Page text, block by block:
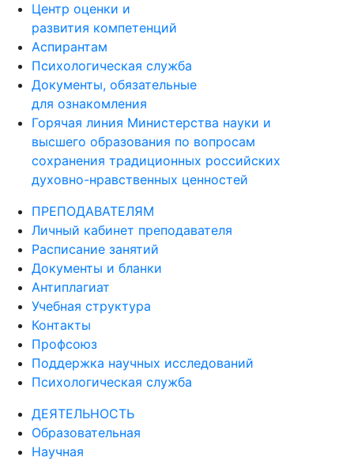
Центр оценки и
развития компетенций
Аспирантам
Психологическая служба
Документы, обязательные
для ознакомления
Горячая линия Министерства науки и
высшего образования по вопросам
сохранения традиционных российских
духовно-нравственных ценностей
ПРЕПОДАВАТЕЛЯМ
Личный кабинет преподавателя
Расписание занятий
Документы и бланки
Антиплагиат
Учебная структура
Контакты
Профсоюз
Поддержка научных исследований
Психологическая служба
ДЕЯТЕЛЬНОСТЬ
Образовательная
Научная